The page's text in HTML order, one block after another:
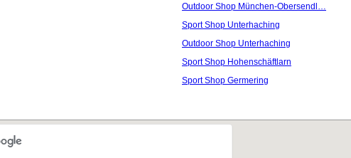
Outdoor Shop München-Obersendl…
Sport Shop Unterhaching
Outdoor Shop Unterhaching
Sport Shop Hohenschäftlarn
Sport Shop Germering